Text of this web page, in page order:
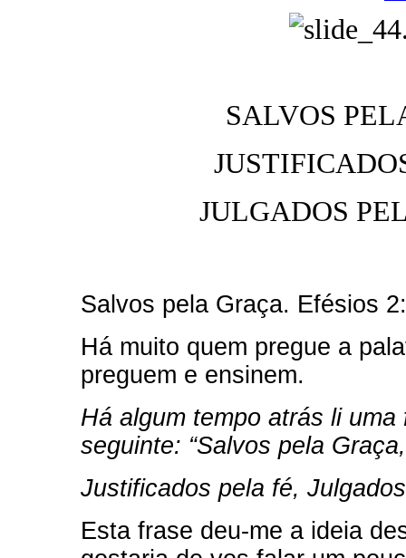
SALVOS
JULGADOS
Salvos pela Graça. Efésios
Há muito quem pregue a
preguem e ensinem.
Há algum tempo atrás li
seguinte: “Salvos pela Graça,
Justificados pela fé,
Esta frase deu-me a ideia